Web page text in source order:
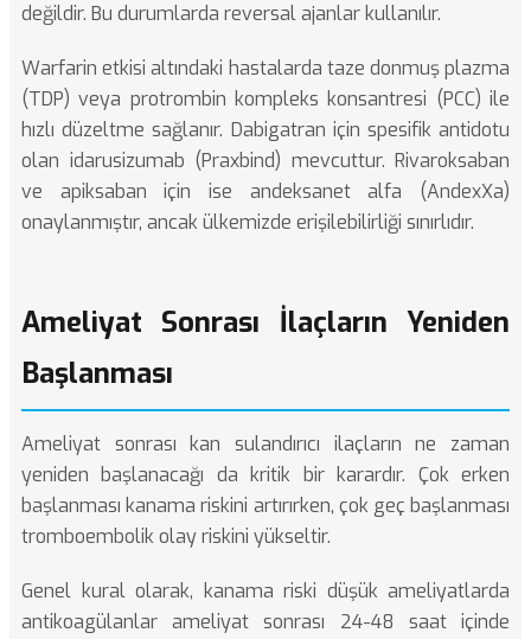
değildir. Bu durumlarda reversal ajanlar kullanılır.
Warfarin etkisi altındaki hastalarda taze donmuş plazma
(TDP) veya protrombin kompleks konsantresi (PCC) ile
hızlı düzeltme sağlanır. Dabigatran için spesifik antidotu
olan idarusizumab (Praxbind) mevcuttur. Rivaroksaban
ve apiksaban için ise andeksanet alfa (AndexXa)
onaylanmıştır, ancak ülkemizde erişilebilirliği sınırlıdır.
Ameliyat Sonrası İlaçların Yeniden
Başlanması
Ameliyat sonrası kan sulandırıcı ilaçların ne zaman
yeniden başlanacağı da kritik bir karardır. Çok erken
başlanması kanama riskini artırırken, çok geç başlanması
tromboembolik olay riskini yükseltir.
Genel kural olarak, kanama riski düşük ameliyatlarda
antikoagülanlar ameliyat sonrası 24-48 saat içinde